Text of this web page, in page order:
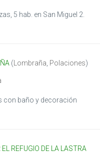
5 hab. en San Miguel 2.
( Lombraña Polaciones)
con baño y decoración
REFUGIO DE LA LASTRA